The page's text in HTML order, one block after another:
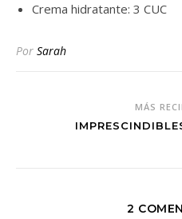
Crema hidratante: 3 CUC
Por Sarah
MÁS
2